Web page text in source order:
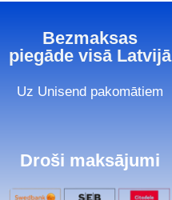
Bezmaksas
piegāde visā Latvijā
Uz Unisend pakomātiem
Droši maksājumi